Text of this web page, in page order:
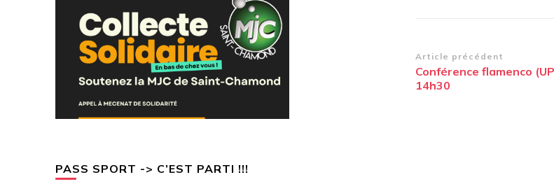
Navigation
d’article
Article précédent
Conférence flamenco
14h30
PASS SPORT -> C’EST PARTI !!!